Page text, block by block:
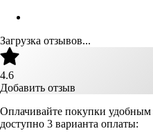
Загрузка отзывов...
4.6
Добавить отзыв
Оплачивайте покупки
доступно 3 варианта оплаты: